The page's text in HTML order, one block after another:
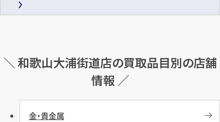
＼ 和歌山大浦街道店の買取品目別の店舗
情報 ／
金・貴金属